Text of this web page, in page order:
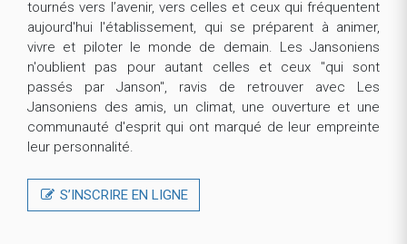
tournés vers l’avenir, vers celles et ceux qui fréquentent
aujourd'hui l'établissement, qui se préparent à animer,
vivre et piloter le monde de demain. Les Jansoniens
n'oublient pas pour autant celles et ceux "qui sont
passés par Janson", ravis de retrouver avec Les
Jansoniens des amis, un climat, une ouverture et une
communauté d'esprit qui ont marqué de leur empreinte
leur personnalité.
S’INSCRIRE EN LIGNE